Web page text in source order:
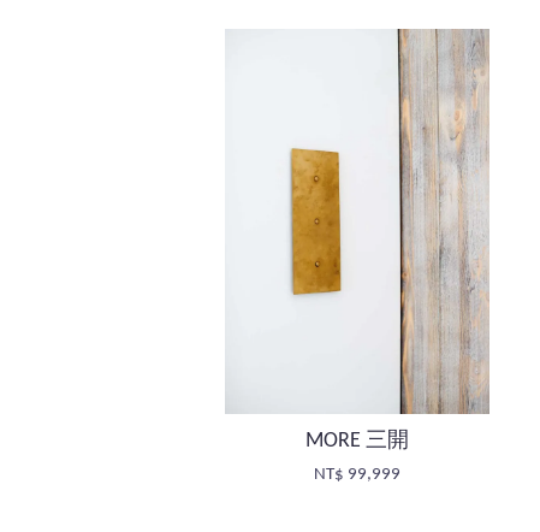
MORE 三開
NT$ 99,999